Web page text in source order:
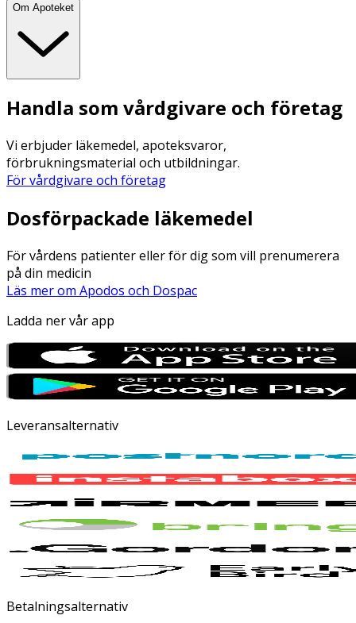
Om Apoteket
Handla som vårdgivare och företag
Vi erbjuder läkemedel, apoteksvaror,
förbrukningsmaterial och utbildningar.
För vårdgivare och företag
Dosförpackade läkemedel
För vårdens patienter eller för dig som vill prenumerera
på din medicin
Läs mer om Apodos och Dospac
Ladda ner vår app
Leveransalternativ
Betalningsalternativ